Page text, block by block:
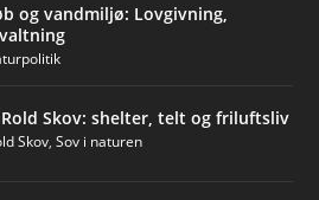
og vandmiljø: Lovgivning,
Skov: shelter, telt og friluftsliv
Skov,Sov i naturen